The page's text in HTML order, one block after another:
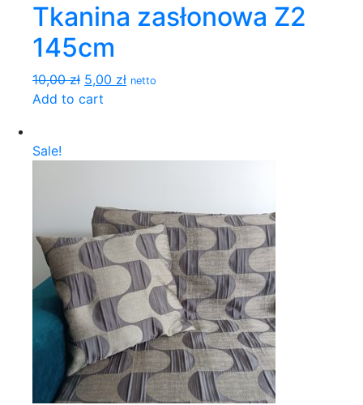
Tkanina zasłonowa Z2
145cm
10,00 zł 5,00 zł netto
Add to cart
Sale!